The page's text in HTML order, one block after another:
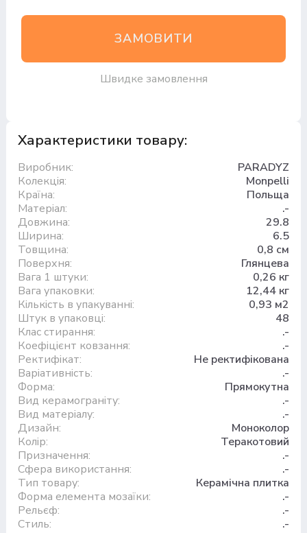
ЗАМОВИТИ
Швидке замовлення
Характеристики товару:
Виробник:
PARADYZ
Колекція:
Monpelli
Країна:
Польща
Матеріал:
.-
Довжина:
29.8
Ширина:
6.5
Товщина:
0,8 см
Поверхня:
Глянцева
Вага 1 штуки:
0,26 кг
Вага упаковки:
12,44 кг
Кількість в упакуванні:
0,93 м2
Штук в упаковці:
48
Клас стирання:
.-
Коефіцієнт ковзання:
.-
Ректифікат:
Не ректифікована
Варіативність:
.-
Форма:
Прямокутна
Вид керамограніту:
.-
Вид матеріалу:
.-
Дизайн:
Моноколор
Колір:
Теракотовий
Призначення:
.-
Сфера використання:
.-
Тип товару:
Керамічна плитка
Форма елемента мозаїки:
.-
Рельєф:
.-
Стиль:
.-